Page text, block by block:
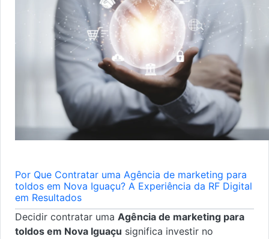
Por Que Contratar uma Agência de marketing para
toldos em Nova Iguaçu? A Experiência da RF Digital
em Resultados
Decidir contratar uma Agência de marketing para
toldos em Nova Iguaçu significa investir no